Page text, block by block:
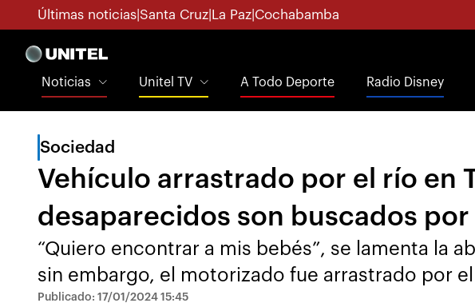
Últimas noticias Santa Cruz La Paz Cochabamba
Noticias Unitel TV A Todo Deporte Radio Disney
Sociedad
Vehículo arrastrado por el río en
desaparecidos son buscados por
“Quiero encontrar a mis bebés”, se lamenta la
sin embargo, el motorizado fue arrastrado por
Publicado: 17/01/2024 15:45